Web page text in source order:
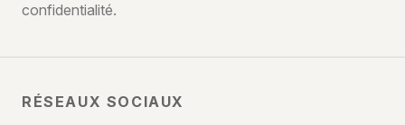
mail
confidentialité.
RÉSEAUX SOCIAUX